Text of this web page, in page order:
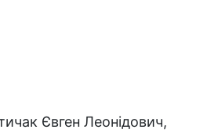
Євген Леонідович,